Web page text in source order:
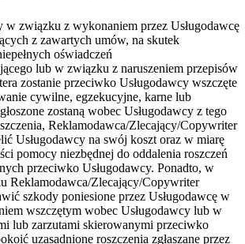
w związku z wykonaniem przez Usługodawcę
z zawartych umów, na skutek
oświadczeń
lub w związku z naruszeniem przepisów
zostanie przeciwko Usługodawcy wszczęte
cywilne, egzekucyjne, karne lub
zostaną wobec Usługodawcy z tego
Reklamodawca/Zlecający/Copywriter
Usługodawcy na swój koszt oraz w miarę
pomocy niezbędnej do oddalenia roszczeń
przeciwko Usługodawcy. Ponadto, w
Reklamodawca/Zlecający/Copywriter
szkody poniesione przez Usługodawcę w
wszczętym wobec Usługodawcy lub w
lub zarzutami skierowanymi przeciwko
uzasadnione roszczenia zgłaszane przez